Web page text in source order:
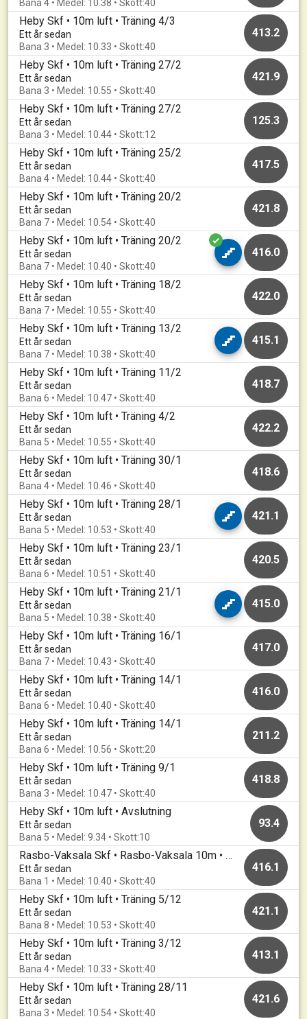
Bana 4 • Medel: 10.38 • Skott:40
Heby Skf • 10m luft • Träning 4/3
Ett år sedan
Bana 3 • Medel: 10.33 • Skott:40
413.2
Heby Skf • 10m luft • Träning 27/2
Ett år sedan
Bana 3 • Medel: 10.55 • Skott:40
421.9
Heby Skf • 10m luft • Träning 27/2
Ett år sedan
Bana 3 • Medel: 10.44 • Skott:12
125.3
Heby Skf • 10m luft • Träning 25/2
Ett år sedan
Bana 4 • Medel: 10.44 • Skott:40
417.5
Heby Skf • 10m luft • Träning 20/2
Ett år sedan
Bana 7 • Medel: 10.54 • Skott:40
421.8
Heby Skf • 10m luft • Träning 20/2
Ett år sedan
Bana 7 • Medel: 10.40 • Skott:40
416.0
Heby Skf • 10m luft • Träning 18/2
Ett år sedan
Bana 7 • Medel: 10.55 • Skott:40
422.0
Heby Skf • 10m luft • Träning 13/2
Ett år sedan
Bana 7 • Medel: 10.38 • Skott:40
415.1
Heby Skf • 10m luft • Träning 11/2
Ett år sedan
Bana 6 • Medel: 10.47 • Skott:40
418.7
Heby Skf • 10m luft • Träning 4/2
Ett år sedan
Bana 5 • Medel: 10.55 • Skott:40
422.2
Heby Skf • 10m luft • Träning 30/1
Ett år sedan
Bana 4 • Medel: 10.46 • Skott:40
418.6
Heby Skf • 10m luft • Träning 28/1
Ett år sedan
Bana 5 • Medel: 10.53 • Skott:40
421.1
Heby Skf • 10m luft • Träning 23/1
Ett år sedan
Bana 6 • Medel: 10.51 • Skott:40
420.5
Heby Skf • 10m luft • Träning 21/1
Ett år sedan
Bana 5 • Medel: 10.38 • Skott:40
415.0
Heby Skf • 10m luft • Träning 16/1
Ett år sedan
Bana 7 • Medel: 10.43 • Skott:40
417.0
Heby Skf • 10m luft • Träning 14/1
Ett år sedan
Bana 6 • Medel: 10.40 • Skott:40
416.0
Heby Skf • 10m luft • Träning 14/1
Ett år sedan
Bana 6 • Medel: 10.56 • Skott:20
211.2
Heby Skf • 10m luft • Träning 9/1
Ett år sedan
Bana 3 • Medel: 10.47 • Skott:40
418.8
Heby Skf • 10m luft • Avslutning
Ett år sedan
Bana 5 • Medel: 9.34 • Skott:10
93.4
Rasbo-Vaksala Skf • Rasbo-Vaksala 10m • Luftträffen - Adventstävlingen
Ett år sedan
Bana 1 • Medel: 10.40 • Skott:40
416.1
Heby Skf • 10m luft • Träning 5/12
Ett år sedan
Bana 8 • Medel: 10.53 • Skott:40
421.1
Heby Skf • 10m luft • Träning 3/12
Ett år sedan
Bana 4 • Medel: 10.33 • Skott:40
413.1
Heby Skf • 10m luft • Träning 28/11
Ett år sedan
Bana 3 • Medel: 10.54 • Skott:40
421.6